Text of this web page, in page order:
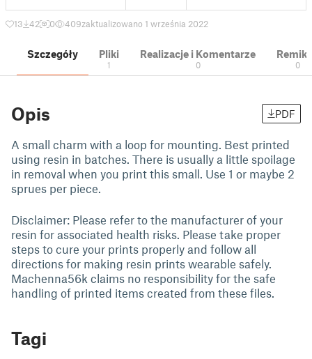
13 42 0 409zaktualizowano 1 września 2022
Szczegóły Pliki
1
Realizacje i Komentarze
0 0
Opis PDF
A small charm with a loop for mounting. Best printed
using resin in batches. There is usually a little spoilage
in removal when you print this small. Use 1 or maybe 2
sprues per piece.
Disclaimer: Please refer to the manufacturer of your
resin for associated health risks. Please take proper
steps to cure your prints properly and follow all
directions for making resin prints wearable safely.
Machenna56k claims no responsibility for the safe
handling of printed items created from these files.
Tagi